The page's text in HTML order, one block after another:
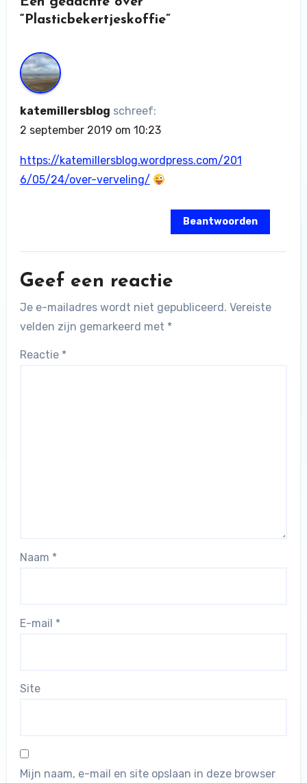
“Plasticbekertjeskoffie”
katemillersblog schreef:
2 september 2019 om 10:23
https://katemillersblog.wordpress.com/201
6/05/24/over-verveling/
Beantwoorden
Geef een reactie
Je e-mailadres wordt niet gepubliceerd. Vereiste
velden zijn gemarkeerd met *
Reactie *
Naam *
E-mail *
Site
Mijn naam, e-mail en site opslaan in deze browser